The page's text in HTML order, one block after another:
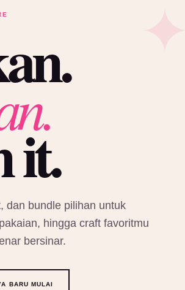
it.
dan bundle pilihan untuk
hingga craft favoritmu
bersinar.
BARU MULAI